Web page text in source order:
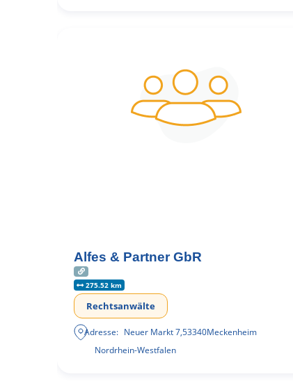
Alfes & Partner GbR
275.52 km
Rechtsanwälte
Adresse: Neuer Markt 7,53340Meckenheim
Nordrhein-Westfalen